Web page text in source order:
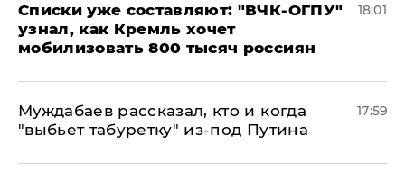
Списки уже составляют: "ВЧК-ОГПУ"
узнал, как Кремль хочет
мобилизовать 800 тысяч россиян
18:01
Муждабаев рассказал, кто и когда
"выбьет табуретку" из-под Путина
17:59